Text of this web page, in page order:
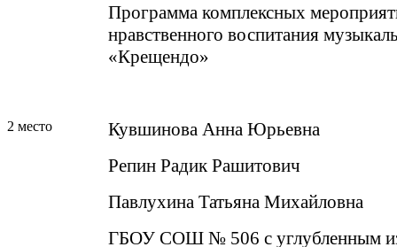
Программа комплексных
нравственного воспитания
«Крещендо»
2 место
Кувшинова Анна Юрьевна
Репин Радик Рашитович
Павлухина Татьяна Михайловна
ГБОУ СОШ № 506 с углубленным